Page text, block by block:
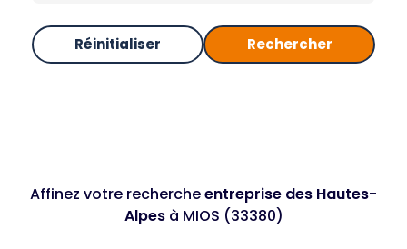
Réinitialiser Rechercher
Affinez votre rechercheentreprise des Hautes-
Alpesà MIOS (33380)